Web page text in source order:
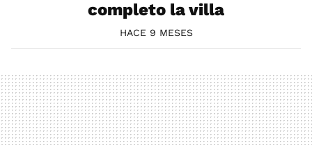
completo la villa
HACE 9 MESES